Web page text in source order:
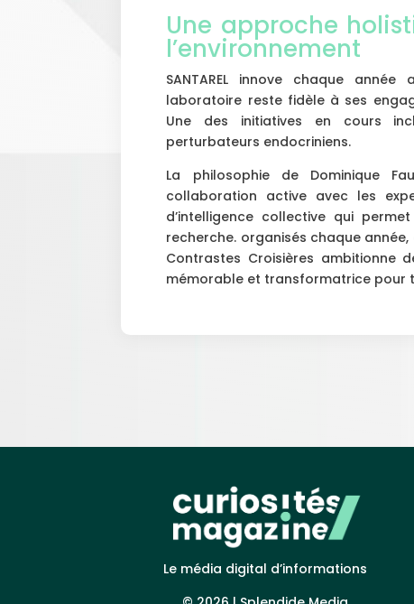
Une approche
l’environnement
SANTAREL innove chaque
laboratoire reste fidèle à ses
Une des initiatives en cours
perturbateurs endocriniens.
La philosophie de Dominique
collaboration active avec les
d’intelligence collective qui
recherche. organisés chaque
Contrastes Croisières ambitionne
mémorable et transformatrice pour
Le média digital d’informations